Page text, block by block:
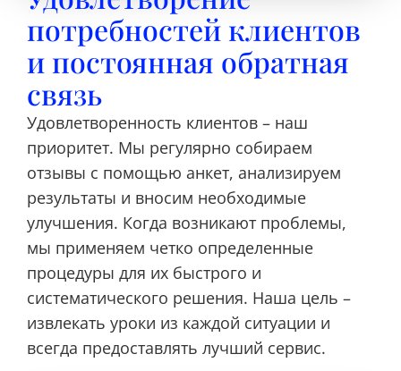
потребностей клиентов
и постоянная обратная
связь
Удовлетворенность клиентов – наш
приоритет. Мы регулярно собираем
отзывы с помощью анкет, анализируем
результаты и вносим необходимые
улучшения. Когда возникают проблемы,
мы применяем четко определенные
процедуры для их быстрого и
систематического решения. Наша цель –
извлекать уроки из каждой ситуации и
всегда предоставлять лучший сервис.